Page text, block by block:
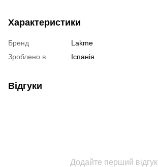
Характеристики
Бренд
Lakme
Зроблено в
Іспанія
Відгуки
Додайте перший відгук